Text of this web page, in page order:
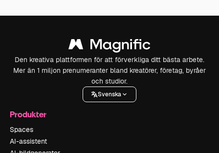
Den kreativa plattformen för att förverkliga ditt bästa arbete.
Mer än 1 miljon prenumeranter bland kreatörer, företag, byråer
och studior.
Svenska
Produkter
Spaces
AI-assistent